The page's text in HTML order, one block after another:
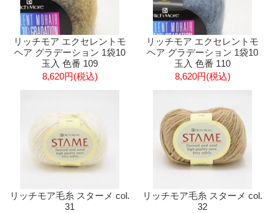
リッチモア エクセレントモ
ヘア グラデーション 1袋10
玉入 色番 109
8,620円(税込)
リッチモア エクセレントモ
ヘア グラデーション 1袋10
玉入 色番 110
8,620円(税込)
リッチモア毛糸 スターメ col.
31
リッチモア毛糸 スターメ col.
32